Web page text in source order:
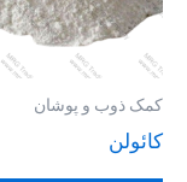
کمک ذوب و پوشان
کائولن